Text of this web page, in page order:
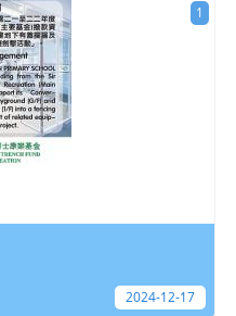
1
2024-12-17